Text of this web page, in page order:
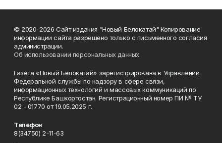
© 2020-2026 Сайт издания "Новый Белокатай" Копирование
информации сайта разрешено только с письменного согласия
администрации.
Об использовании персональных данных
Газета «Новый Белокатай» зарегистрирована в Управлении
Федеральной службы по надзору в сфере связи,
информационных технологий и массовых коммуникаций по
Республике Башкортостан. Регистрационный номер ПИ № ТУ
02 - 01770 от 19.05.2025 г.
Телефон
8(34750) 2-11-63